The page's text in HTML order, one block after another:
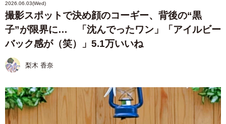
2026.06.03(Wed)
撮影スポットで決め顔のコーギー、背後の“黒
子”が限界に… 「沈んでったワン」「アイルビー
バック感が（笑）」5.1万いいね
梨木 香奈